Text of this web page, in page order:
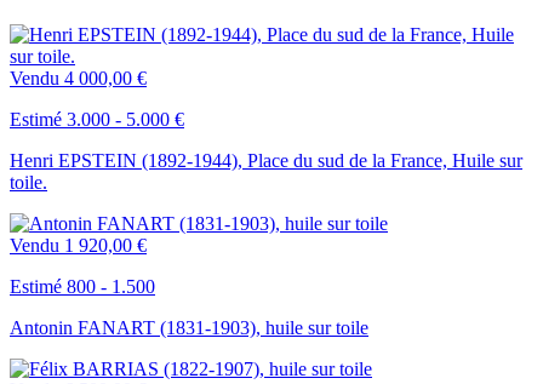
Vendu 4 000,00 €
Estimé 3.000 - 5.000 €
Henri EPSTEIN (1892-1944), Place du sud de la France, Huile sur
toile.
Vendu 1 920,00 €
Estimé 800 - 1.500
Antonin FANART (1831-1903), huile sur toile